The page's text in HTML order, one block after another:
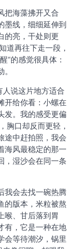
把海藻拂开又合
墨线，细细延伸到
的亮，干处则更
再往下走一段，
”的感觉很具体：
人说这片地方适合
开给你看：小螺在
发。我的感受更偏
口却反而更轻，
途中赶拍照，我会
海风最稳定的那一
，湿沙会在同一条
我会去找一碗热腾
的版本，米粒被熬
喉、甘后落到胃
有，它是一种在地
会等待潮汐，锅里